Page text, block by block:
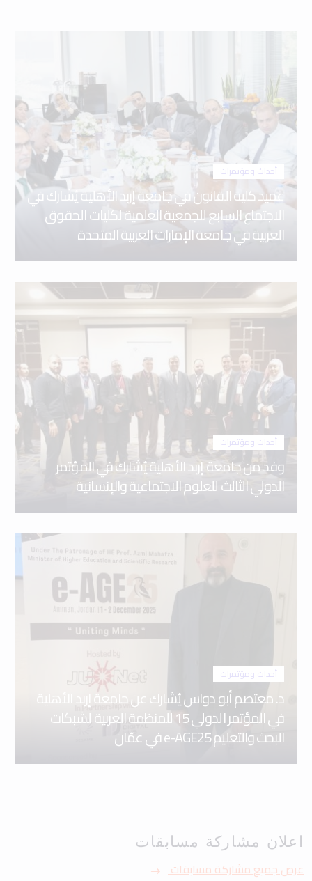
أحداث ومؤتمرات
عميد كلية القانون في جامعة إربد الأهلية يُشارك في
الاجتماع السابع للجمعية العلمية لكليات الحقوق
العربية في جامعة الإمارات العربية المتحدة
أحداث ومؤتمرات
وفد من جامعة إربد الأهلية يُشارك في المؤتمر
الدولي الثالث للعلوم الاجتماعية والإنسانية
أحداث ومؤتمرات
د. معتصم أبو دواس يُشارك عن جامعة إربد الأهلية
في المؤتمر الدولي 15 للمنظمة العربية لشبكات
البحث والتعليم e-AGE25 في عمّان
اعلان مشاركة مسابقات
عرض جميع مشاركة مسابقات